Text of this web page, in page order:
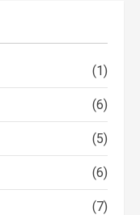
(1)
(6)
(5)
(6)
(7)